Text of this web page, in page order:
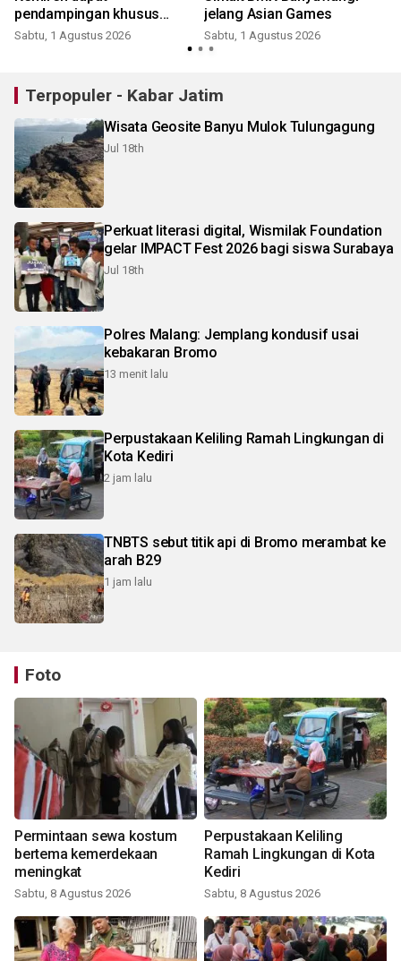
pendampingan khusus
Kemenpar
Sabtu, 1 Agustus 2026
jelang Asian Games
Sabtu, 1 Agustus 2026
Terpopuler - Kabar Jatim
Wisata Geosite Banyu Mulok Tulungagung
Jul 18th
Perkuat literasi digital, Wismilak Foundation
gelar IMPACT Fest 2026 bagi siswa Surabaya
Jul 18th
Polres Malang: Jemplang kondusif usai
kebakaran Bromo
13 menit lalu
Perpustakaan Keliling Ramah Lingkungan di
Kota Kediri
2 jam lalu
TNBTS sebut titik api di Bromo merambat ke
arah B29
1 jam lalu
Foto
Permintaan sewa kostum
bertema kemerdekaan
meningkat
Sabtu, 8 Agustus 2026
Perpustakaan Keliling
Ramah Lingkungan di Kota
Kediri
Sabtu, 8 Agustus 2026